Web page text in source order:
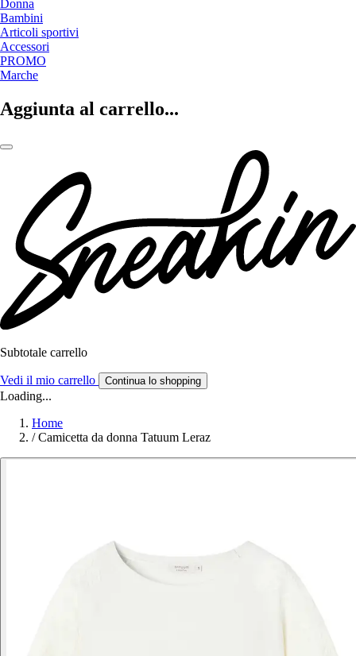
Donna
Bambini
Articoli sportivi
Accessori
PROMO
Marche
Aggiunta al carrello...
Subtotale carrello
Vedi il mio carrello Continua lo shopping
Loading...
Home
/ Camicetta da donna Tatuum Leraz